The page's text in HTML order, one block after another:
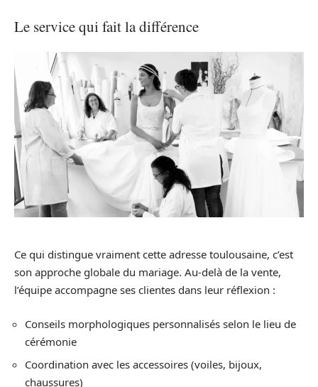
Le service qui fait la différence
Ce qui distingue vraiment cette adresse toulousaine, c’est
son approche globale du mariage. Au-delà de la vente,
l’équipe accompagne ses clientes dans leur réflexion :
Conseils morphologiques personnalisés selon le lieu de
cérémonie
Coordination avec les accessoires (voiles, bijoux,
chaussures)